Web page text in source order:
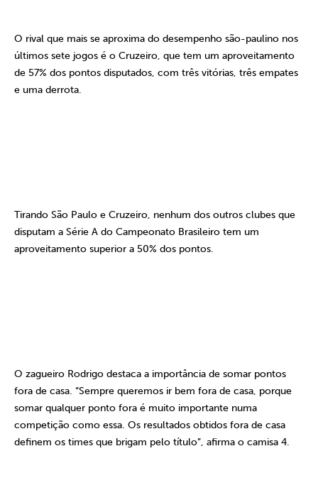
O rival que mais se aproxima do desempenho são-paulino nos
últimos sete jogos é o Cruzeiro, que tem um aproveitamento
de 57% dos pontos disputados, com três vitórias, três empates
e uma derrota.
Tirando São Paulo e Cruzeiro, nenhum dos outros clubes que
disputam a Série A do Campeonato Brasileiro tem um
aproveitamento superior a 50% dos pontos.
O zagueiro Rodrigo destaca a importância de somar pontos
fora de casa. “Sempre queremos ir bem fora de casa, porque
somar qualquer ponto fora é muito importante numa
competição como essa. Os resultados obtidos fora de casa
definem os times que brigam pelo título”, afirma o camisa 4.